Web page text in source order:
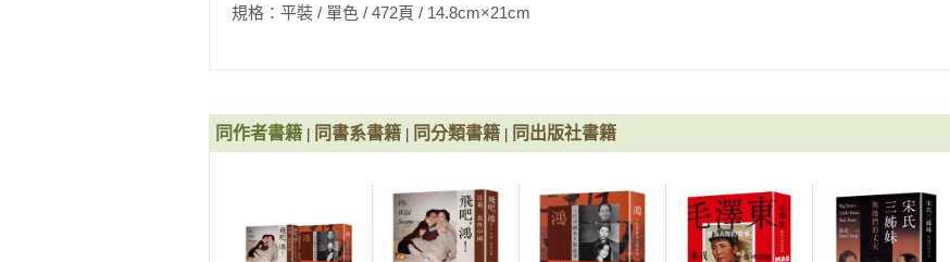
「一部非凡的史詩，撼動人心！用家庭往事寫活了歷史，對現代中國和四分之一人類的無可比擬的洞
「像包柏漪冷峻、流暢的《遺產》一書，張戎的故事由一系列真實生活組成，展示了中國從封建社會
到共產主義的劇變。但張戎之作更勝一籌， 這是一部家史，也是貫穿了整個二十世紀的史詩。」
「這本書所凝聚的豐富的個人生活內容幾乎覆蓋了整整一個世紀——從年輕的外祖母楊玉芳到同樣年
輕的外孫女張戎。我們在西方的人期望能更多知道本世紀的中國……《鴻》幫助我們了解了本世紀的
父母在幹校（一九六九～一九七二）
與《電工手冊》、《六次危機》為伴的新生活（一九七二～
26 外國人放個屁都是香的
在毛澤東治下學英語（一九七二～一九七四）
父親之死（一九七四～一九七六）
28 長上翅膀飛
（一九七六～一九七八）
規格：平裝 / 單色 / 472頁 / 14.8cm×21cm
同作者書籍 同書系書籍 同分類書籍 同出版社書籍